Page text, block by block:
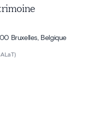
Bruxelles, Belgique